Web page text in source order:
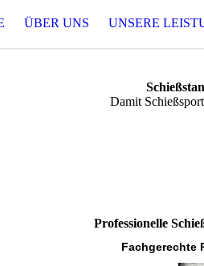
ÜBER UNS UNSERE
Damit
Professionelle
Fachgerechte